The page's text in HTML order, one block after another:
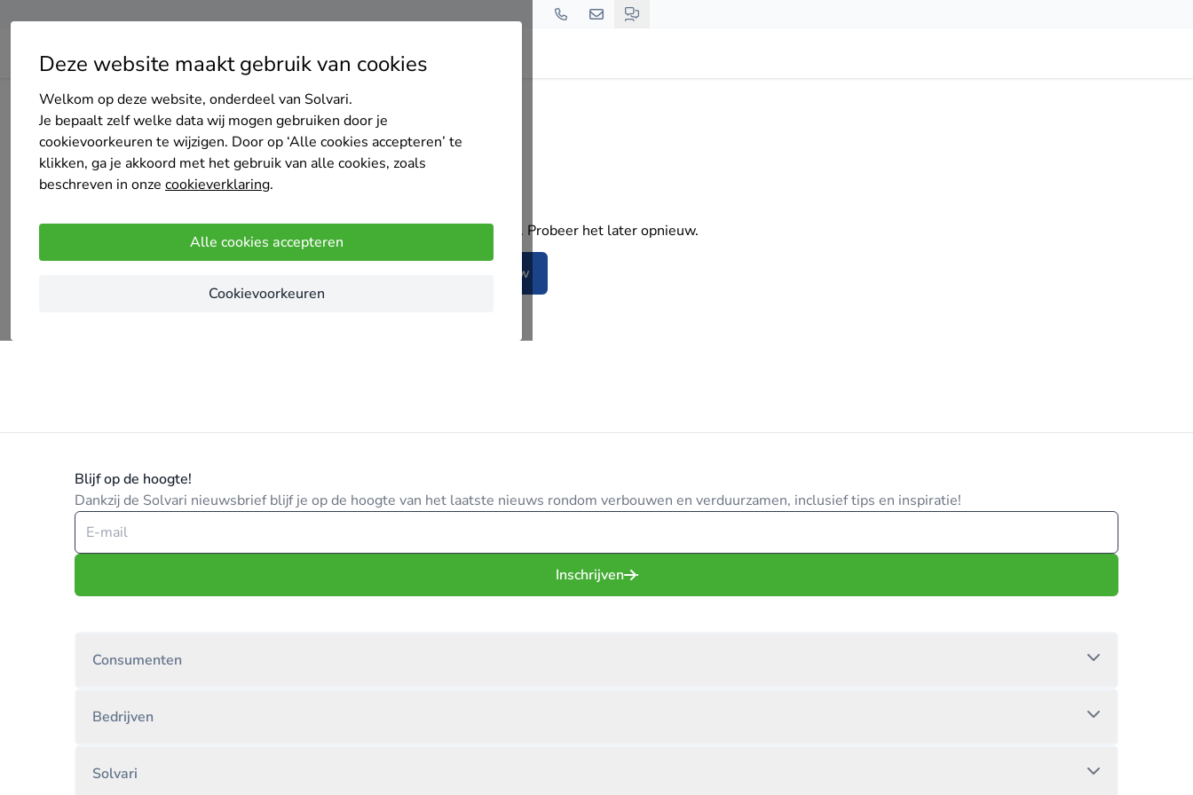
Deze website maakt gebruik van cookies
Welkom op deze website, onderdeel van Solvari.
Je bepaalt zelf welke data wij mogen gebruiken door je
cookievoorkeuren te wijzigen. Door op ‘Alle cookies accepteren’ te
klikken, ga je akkoord met het gebruik van alle cookies, zoals
beschreven in onze cookieverklaring.
Alle cookies accepteren
Cookievoorkeuren
Home Bedrijven overzicht groen-kozijn
Er ging iets mis bij het laden van de pagina. Probeer het later opnieuw.
Probeer opnieuw
Blijf op de hoogte!
Dankzij de Solvari nieuwsbrief blijf je op de hoogte van het laatste nieuws rondom verbouwen en verduurzamen, inclusief tips en inspiratie!
Inschrijven
Consumenten
Bedrijven
Solvari